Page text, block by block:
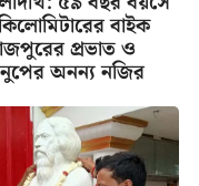
বাইক
প্রভাত ও
অনন্য নজির